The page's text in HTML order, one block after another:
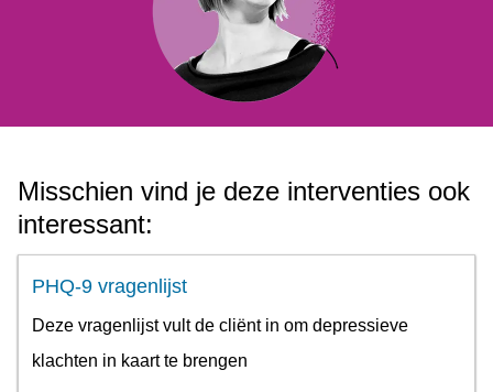
Misschien vind je deze interventies ook
interessant:
PHQ-9 vragenlijst
Deze vragenlijst vult de cliënt in om depressieve
klachten in kaart te brengen